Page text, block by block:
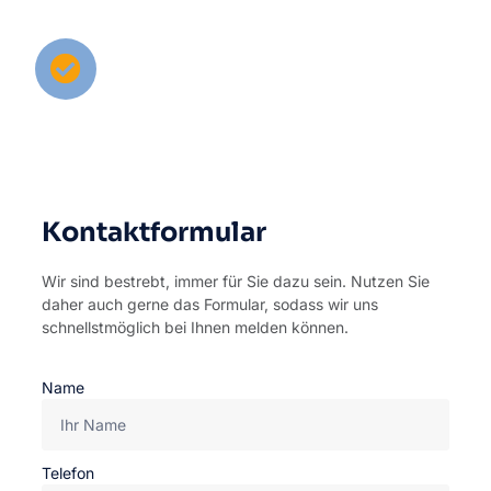
Kontaktformular
Wir sind bestrebt, immer für Sie dazu sein. Nutzen Sie
daher auch gerne das Formular, sodass wir uns
schnellstmöglich bei Ihnen melden können.
Name
Telefon